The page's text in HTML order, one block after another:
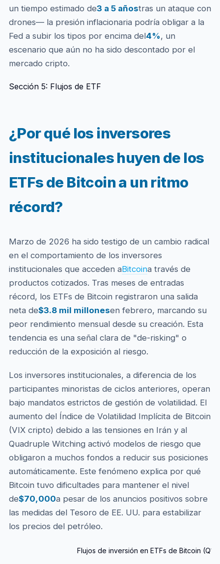
un tiempo estimado de3 a 5 añostras un ataque con
drones— la presión inflacionaria podría obligar a la
Fed a subir los tipos por encima del4%, un
escenario que aún no ha sido descontado por el
mercado cripto.
Sección 5: Flujos de ETF
¿Por qué los inversores
institucionales huyen de los
ETFs de Bitcoin a un ritmo
récord?
Marzo de 2026 ha sido testigo de un cambio radical
en el comportamiento de los inversores
institucionales que acceden aBitcoina través de
productos cotizados. Tras meses de entradas
récord, los ETFs de Bitcoin registraron una salida
neta de$3.8 mil millonesen febrero, marcando su
peor rendimiento mensual desde su creación. Esta
tendencia es una señal clara de "de-risking" o
reducción de la exposición al riesgo.
Los inversores institucionales, a diferencia de los
participantes minoristas de ciclos anteriores, operan
bajo mandatos estrictos de gestión de volatilidad. El
aumento del Índice de Volatilidad Implícita de Bitcoin
(VIX cripto) debido a las tensiones en Irán y al
Quadruple Witching activó modelos de riesgo que
obligaron a muchos fondos a reducir sus posiciones
automáticamente. Este fenómeno explica por qué
Bitcoin tuvo dificultades para mantener el nivel
de$70,000a pesar de los anuncios positivos sobre
las medidas del Tesoro de EE. UU. para estabilizar
los precios del petróleo.
Flujos de inversión en ETFs de Bitcoin (Q1